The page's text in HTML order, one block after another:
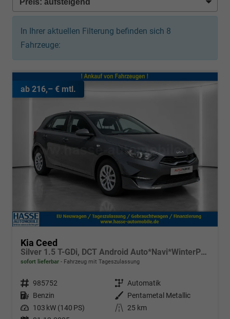
In Ihrer aktuellen Filterung befinden sich 8
Fahrzeuge:
ab 216,– € mtl.
Kia Ceed
Silver 1.5 T-GDi, DCT Android Auto*Navi*WinterPak*Kamera*Klima*PDC hinten
sofort lieferbar Fahrzeug mit Tageszulassung
Fahrzeugnr. 985752 Getriebe Automatik
Kraftstoff Benzin Außenfarbe
Pentametal Metallic
Leistung 103 kW (140 PS) Kilometerstand
25 km